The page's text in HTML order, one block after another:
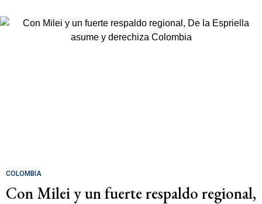
COLOMBIA
Con Milei y un fuerte respaldo regional,